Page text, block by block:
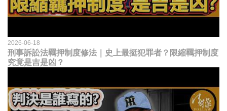
2026-06-18
刑事訴訟法羈押制度修法｜史上最挺犯罪者？限縮羈押制度
究竟是吉是凶？